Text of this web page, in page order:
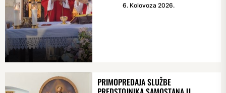
6. Kolovoza 2026.
PRIMOPREDAJA SLUŽBE